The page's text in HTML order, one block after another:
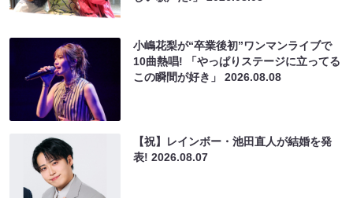
小嶋花梨が“卒業後初”ワンマンライブで
10曲熱唱! 「やっぱりステージに立ってる
この瞬間が好き」2026.08.08
【祝】レインボー・池田直人が結婚を発
表!2026.08.07